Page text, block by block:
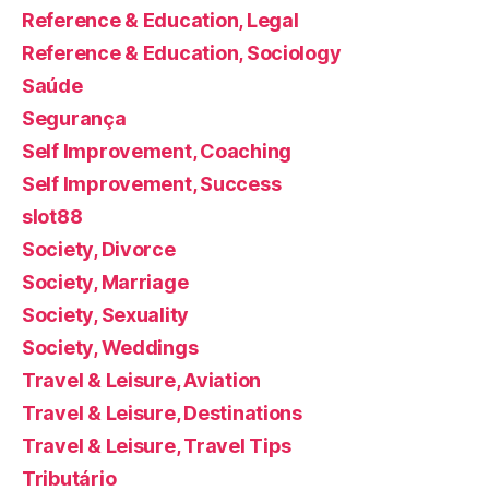
Reference & Education, Legal
Reference & Education, Sociology
Saúde
Segurança
Self Improvement, Coaching
Self Improvement, Success
slot88
Society, Divorce
Society, Marriage
Society, Sexuality
Society, Weddings
Travel & Leisure, Aviation
Travel & Leisure, Destinations
Travel & Leisure, Travel Tips
Tributário